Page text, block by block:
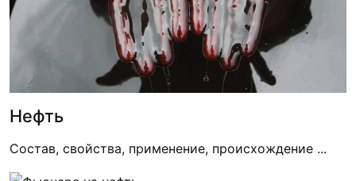
Нефть
Состав, свойства, применение, происхождение ...